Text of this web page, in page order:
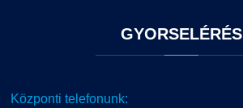
GYORSELÉRÉS
Központi telefonunk: